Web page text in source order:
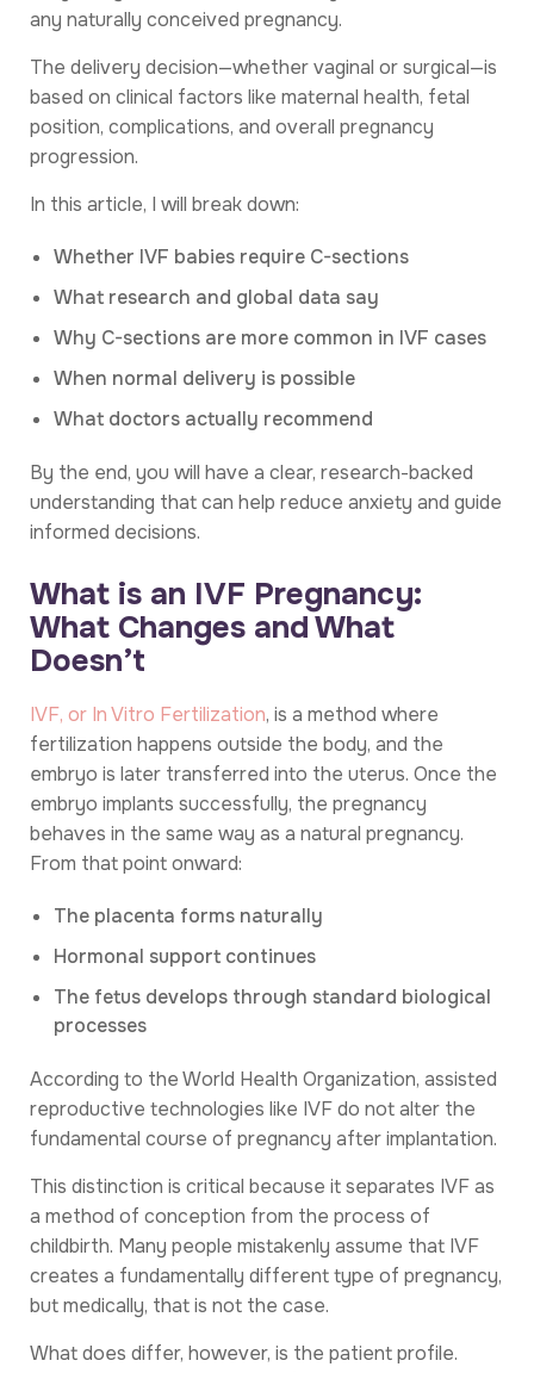
any naturally conceived pregnancy.
The delivery decision—whether vaginal or surgical—is
based on clinical factors like maternal health, fetal
position, complications, and overall pregnancy
progression.
In this article, I will break down:
Whether IVF babies require C-sections
What research and global data say
Why C-sections are more common in IVF cases
When normal delivery is possible
What doctors actually recommend
By the end, you will have a clear, research-backed
understanding that can help reduce anxiety and guide
informed decisions.
What is an IVF Pregnancy:
What Changes and What
Doesn’t
IVF, or In Vitro Fertilization, is a method where
fertilization happens outside the body, and the
embryo is later transferred into the uterus. Once the
embryo implants successfully, the pregnancy
behaves in the same way as a natural pregnancy.
From that point onward:
The placenta forms naturally
Hormonal support continues
The fetus develops through standard biological
processes
According to the World Health Organization, assisted
reproductive technologies like IVF do not alter the
fundamental course of pregnancy after implantation.
This distinction is critical because it separates IVF as
a method of conception from the process of
childbirth. Many people mistakenly assume that IVF
creates a fundamentally different type of pregnancy,
but medically, that is not the case.
What does differ, however, is the patient profile.